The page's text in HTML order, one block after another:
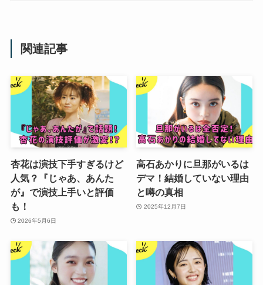
関連記事
杏花は演技下手すぎるけど
人気？『じゃあ、あんた
が』で演技上手いと評価
も！
2026年5月6日
高石あかりに旦那がいるは
デマ！結婚していない理由
と噂の真相
2025年12月7日